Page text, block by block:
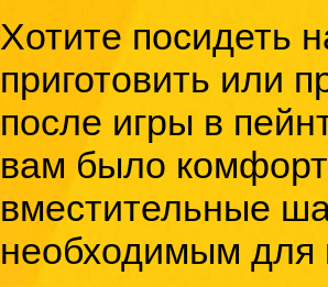
Хотите посидеть
приготовить или
после игры в
вам было
вместительные
необходимым для